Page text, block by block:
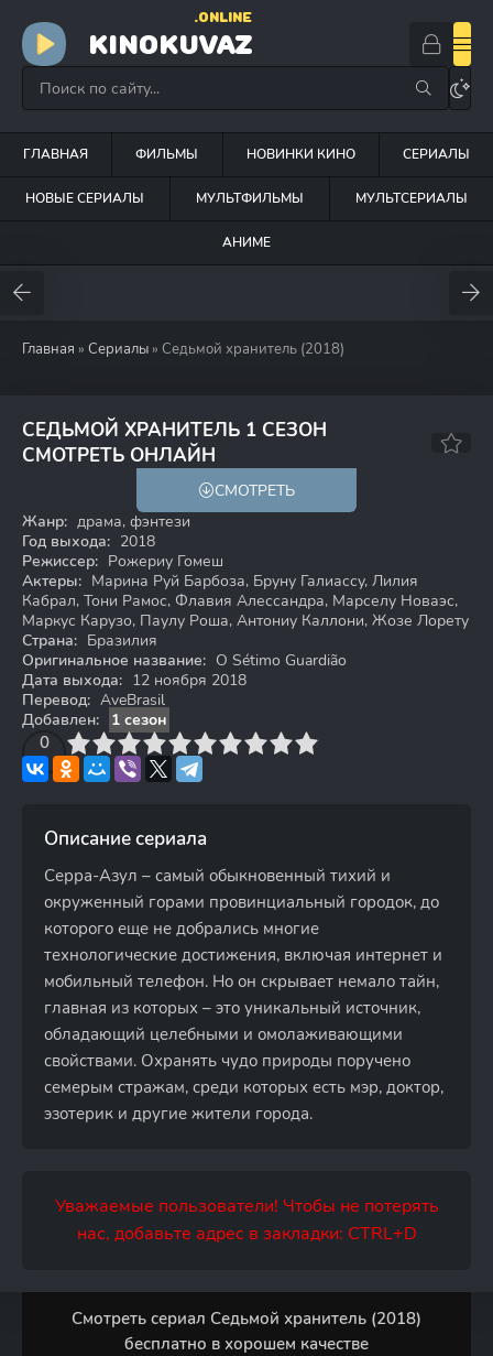
KINOKUVAZ
.ONLINE
ГЛАВНАЯ ФИЛЬМЫ НОВИНКИ КИНО СЕРИАЛЫ
НОВЫЕ СЕРИАЛЫ МУЛЬТФИЛЬМЫ МУЛЬТСЕРИАЛЫ
АНИМЕ
Главная » Сериалы » Седьмой хранитель (2018)
СЕДЬМОЙ ХРАНИТЕЛЬ 1 СЕЗОН
СМОТРЕТЬ ОНЛАЙН
4.7
СМОТРЕТЬ
Жанр: драма, фэнтези
Год выхода: 2018
Режиссер: Рожериу Гомеш
Актеры: Марина Руй Барбоза, Бруну Галиассу, Лилия
Кабрал, Тони Рамос, Флавия Алессандра, Марселу Новаэс,
Маркус Карузо, Паулу Роша, Антониу Каллони, Жозе Лорету
Страна: Бразилия
Оригинальное название: O Sétimo Guardião
Дата выхода: 12 ноября 2018
Перевод: AveBrasil
Добавлен:
1 сезон
0
4 6 7 8 9 10
Описание сериала
Серра-Азул – самый обыкновенный тихий и
окруженный горами провинциальный городок, до
которого еще не добрались многие
технологические достижения, включая интернет и
мобильный телефон. Но он скрывает немало тайн,
главная из которых – это уникальный источник,
обладающий целебными и омолаживающими
свойствами. Охранять чудо природы поручено
семерым стражам, среди которых есть мэр, доктор,
эзотерик и другие жители города.
Уважаемые пользователи! Чтобы не потерять
нас, добавьте адрес в закладки: CTRL+D
Смотреть сериал Седьмой хранитель (2018)
бесплатно в хорошем качестве